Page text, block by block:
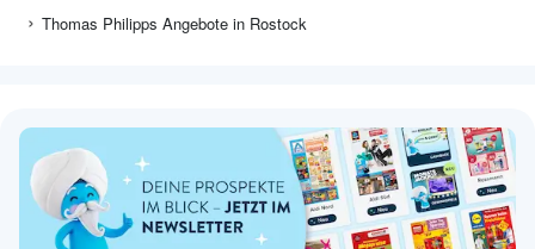
Thomas Philipps Angebote in Rostock